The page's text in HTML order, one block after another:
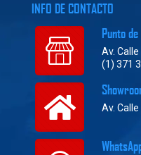
INFO DE CONTACTO
Punto
Av.
(1) 371
Av.